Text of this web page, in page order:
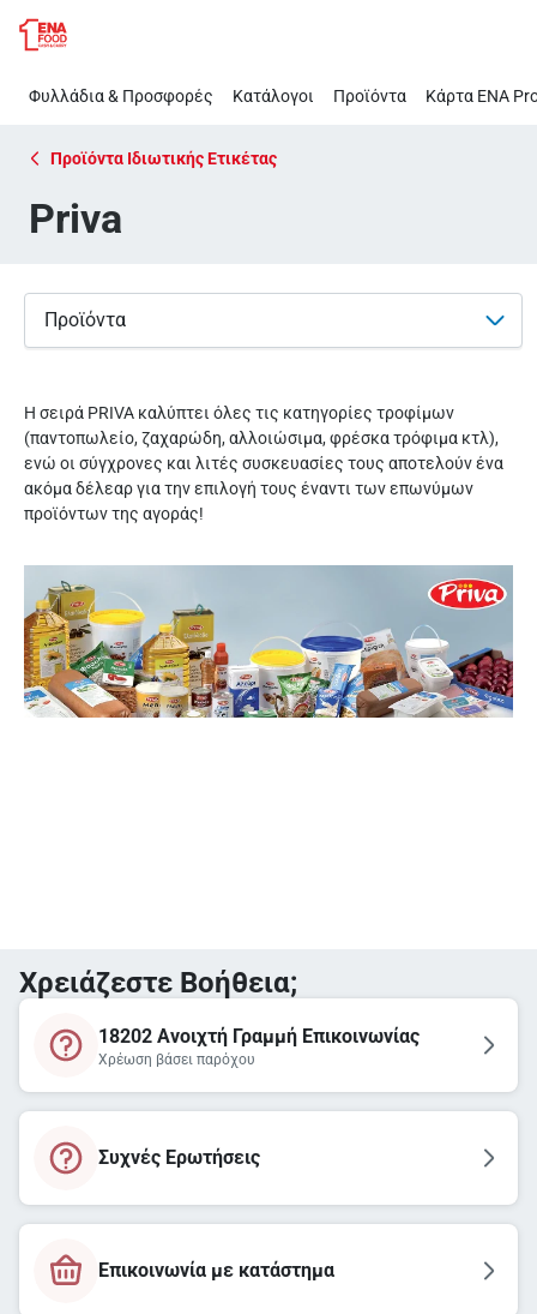
Παράλειψη
Priva
Φυλλάδια & Προσφορές Κατάλογοι Προϊόντα Κάρτα ΕΝΑ
Προϊόντα Ιδιωτικής Ετικέτας
Priva
Προϊόντα
Η σειρά PRIVA καλύπτει όλες τις κατηγορίες τροφίμων
(παντοπωλείο, ζαχαρώδη, αλλοιώσιμα, φρέσκα τρόφιμα κτλ),
ενώ οι σύγχρονες και λιτές συσκευασίες τους αποτελούν ένα
ακόμα δέλεαρ για την επιλογή τους έναντι των επωνύμων
προϊόντων της αγοράς!
Χρειάζεστε Βοήθεια;
18202 Ανοιχτή Γραμμή Επικοινωνίας
Χρέωση βάσει παρόχου
Συχνές Ερωτήσεις
Επικοινωνία με κατάστημα